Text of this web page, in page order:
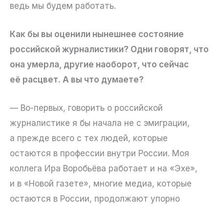
ведь мы будем работать.
Как бы вы оценили нынешнее состояние
российской журналистики? Одни говорят, что
она умерла, другие наоборот, что сейчас
её расцвет. А вы что думаете?
— Во-первых, говорить о российской
журналистике я бы начала не с эмиграции,
а прежде всего с тех людей, которые
остаются в профессии внутри России. Моя
коллега Ира Воробьёва работает и на «Эхе»,
и в «Новой газете», многие медиа, которые
остаются в России, продолжают упорно